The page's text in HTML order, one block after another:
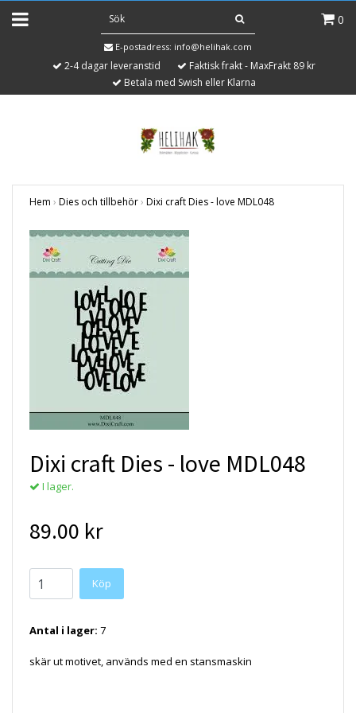
0
E-postadress: info@helihak.com
2-4 dagar leveranstid
Faktisk frakt - MaxFrakt 89 kr
Betala med Swish eller Klarna
Hem › Dies och tillbehör› Dixi craft Dies - love MDL048
Dixi craft Dies - love MDL048
I lager.
89.00 kr
Antal i lager: 7
skär ut motivet, används med en stansmaskin